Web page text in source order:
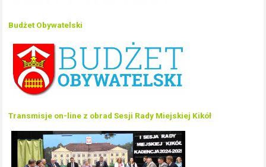
Budżet Obywatelski
Transmisje on-line z obrad Sesji Rady Miejskiej Kikół